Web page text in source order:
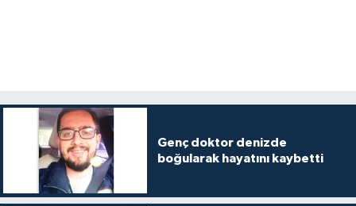
Genç doktor denizde
boğularak hayatını kaybetti